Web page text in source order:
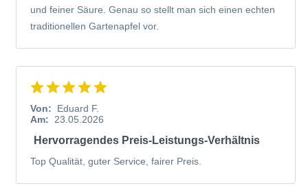
und feiner Säure. Genau so stellt man sich einen echten
traditionellen Gartenapfel vor.
Von:
Eduard F.
Am:
23.05.2026
Hervorragendes Preis-Leistungs-Verhältnis
Top Qualität, guter Service, fairer Preis.